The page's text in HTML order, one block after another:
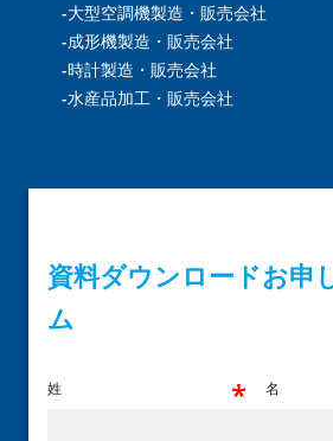
-大型空調機製造・販売会社
-成形機製造・販売会社
-時計製造・販売会社
-水産品加工・販売会社
資料ダウンロードお申
ム
姓 名